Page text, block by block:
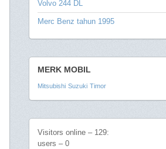
Volvo 244 DL
Merc Benz tahun 1995
MERK MOBIL
Mitsubishi Suzuki Timor
Visitors online – 129:
users – 0